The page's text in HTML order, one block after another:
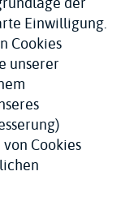
Einwilligung.
Cookies
unserer
Cookies